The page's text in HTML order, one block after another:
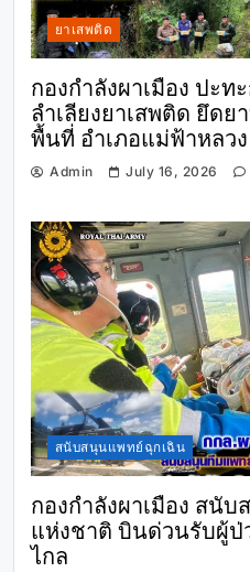
ยาเสพติด
กองกำลังผาเมือง ปะ
ลำเลียงยาเสพติด ยึดย
พื้นที่ อำเภอแม่ฟ้าหลวง
Admin July 16, 2026
สนับสนุนแพทย์ฉุกเฉิน
กองกำลังผาเมือง สนั
แห่งชาติ บินด่วนรับผู้ป่
ไกล